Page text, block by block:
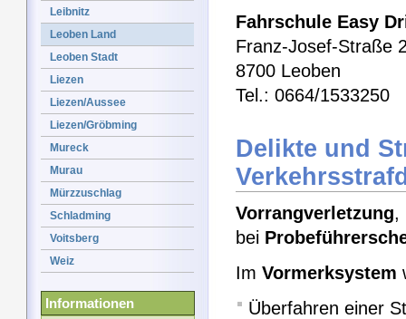
Leibnitz
Leoben Land
Leoben Stadt
Liezen
Liezen/Aussee
Liezen/Gröbming
Mureck
Murau
Mürzzuschlag
Schladming
Voitsberg
Weiz
Informationen
Fahrschule Easy
Franz-Josef-Straße
8700 Leoben
Tel.: 0664/1533250
Delikte und
Vorrangverletzung,
bei
Im Vormerksystem
Überfahren einer